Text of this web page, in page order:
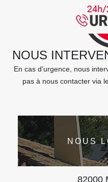
NOUS
En cas d’urgence, nous
pas à nous contacter via
NOUS
82000